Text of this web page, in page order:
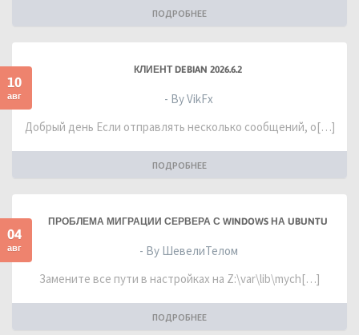
ПОДРОБНЕЕ
10
авг
КЛИЕНТ DEBIAN 2026.6.2
- By VikFx
Добрый день Если отправлять несколько сообщений, о[…]
ПОДРОБНЕЕ
04
авг
ПРОБЛЕМА МИГРАЦИИ СЕРВЕРА С WINDOWS НА UBUNTU
- By ШевелиТелом
Замените все пути в настройках на Z:\var\lib\mych[…]
ПОДРОБНЕЕ